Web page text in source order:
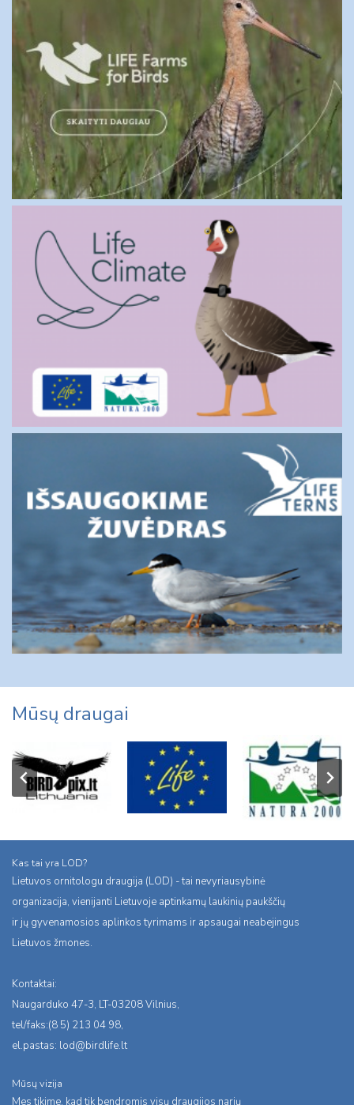
Mūsų draugai
Kas tai yra LOD?
Lietuvos ornitologu draugija (LOD) - tai nevyriausybinė
organizacija, vienijanti Lietuvoje aptinkamų laukinių paukščių
ir jų gyvenamosios aplinkos tyrimams ir apsaugai neabejingus
Lietuvos žmones.
Kontaktai:
Naugarduko 47-3, LT-03208 Vilnius,
tel/faks:(8 5) 213 04 98,
el.pastas: lod@birdlife.lt
Mūsų vizija
Mes tikime, kad tik bendromis visų draugijos narių